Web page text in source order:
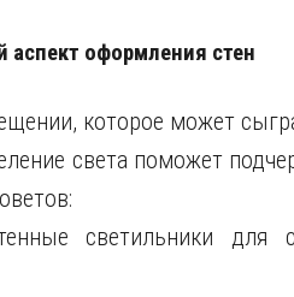
оформления стен
которое может
света поможет
светильники для